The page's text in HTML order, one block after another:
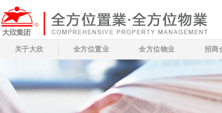
关于大欣 全方位置业 全方位物业 招商